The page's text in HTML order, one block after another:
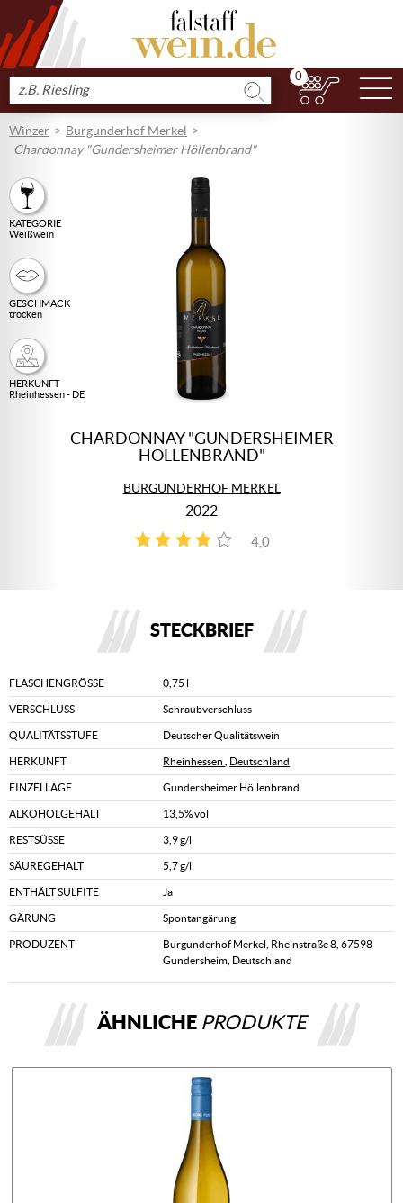
Produkt
suchen
0
Winzer
Burgunderhof Merkel
Chardonnay "Gundersheimer Höllenbrand"
KATEGORIE
Weißwein
GESCHMACK
trocken
HERKUNFT
Rheinhessen - DE
CHARDONNAY "GUNDERSHEIMER
HÖLLENBRAND"
BURGUNDERHOF MERKEL
2022
4,0
2
STECKBRIEF
FLASCHENGRÖSSE 0,75 l
VERSCHLUSS Schraubverschluss
QUALITÄTSSTUFE Deutscher Qualitätswein
HERKUNFT Rheinhessen Deutschland
EINZELLAGE Gundersheimer Höllenbrand
ALKOHOLGEHALT 13,5% vol
RESTSÜSSE 3,9 g/l
SÄUREGEHALT 5,7 g/l
ENTHÄLT SULFITE Ja
GÄRUNG Spontangärung
PRODUZENT
Burgunderhof Merkel, Rheinstraße 8, 67598
Gundersheim, Deutschland
ÄHNLICHE PRODUKTE